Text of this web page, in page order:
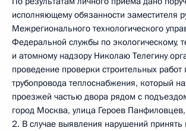
исполняющему обязанности заместителя
Межрегионального технологического
Федеральной службы по экологическому,
и атомному надзору Николаю Телегину
проведение проверки строительных работ
трубопровода теплоснабжения, который
проезжей частью двора рядом с
город Москва, улица Героев
2. В случае выявления нарушений